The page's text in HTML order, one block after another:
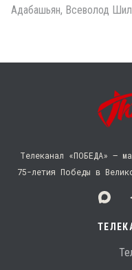
Адабашьян, Всеволод
Телеканал «ПОБЕДА» —
75-летия Победы в